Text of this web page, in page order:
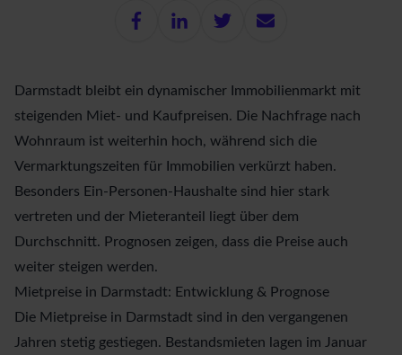
Darmstadt bleibt ein dynamischer Immobilienmarkt mit
steigenden Miet- und Kaufpreisen. Die Nachfrage nach
Wohnraum ist weiterhin hoch, während sich die
Vermarktungszeiten für Immobilien verkürzt haben.
Besonders Ein-Personen-Haushalte sind hier stark
vertreten und der Mieteranteil liegt über dem
Durchschnitt. Prognosen zeigen, dass die Preise auch
weiter steigen werden.
Mietpreise in Darmstadt: Entwicklung & Prognose
Die Mietpreise in Darmstadt sind in den vergangenen
Jahren stetig gestiegen. Bestandsmieten lagen im Januar